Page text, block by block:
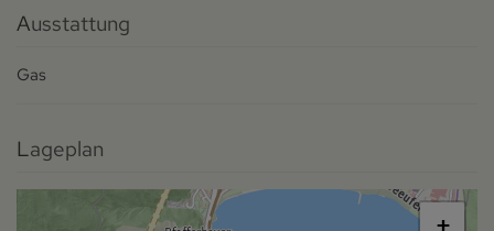
Ausstattung
Gas
Lageplan
+